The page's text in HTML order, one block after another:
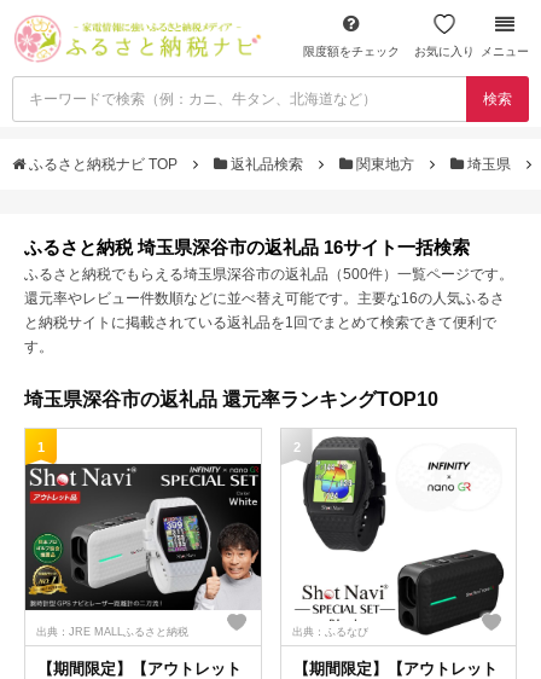
限度額をチェック お気に入り メニュー
検索
ふるさと納税ナビ TOP 返礼品検索 関東地方 埼玉県
ふるさと納税 埼玉県深谷市の返礼品 16サイト一括検索
ふるさと納税でもらえる埼玉県深谷市の返礼品（500件）一覧ページです。
還元率やレビュー件数順などに並べ替え可能です。主要な16の人気ふるさ
と納税サイトに掲載されている返礼品を1回でまとめて検索できて便利で
す。
埼玉県深谷市の返礼品 還元率ランキングTOP10
1
出典：JRE MALLふるさと納税
【期間限定】【アウトレット
2
出典：ふるなび
【期間限定】【アウトレット